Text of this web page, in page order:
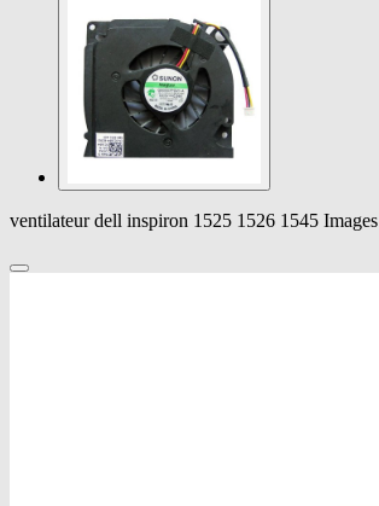
ventilateur dell inspiron 1525 1526 1545 Images